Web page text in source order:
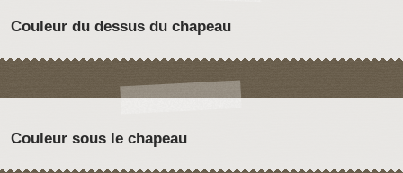
Couleur du dessus du chapeau
Couleur sous le chapeau